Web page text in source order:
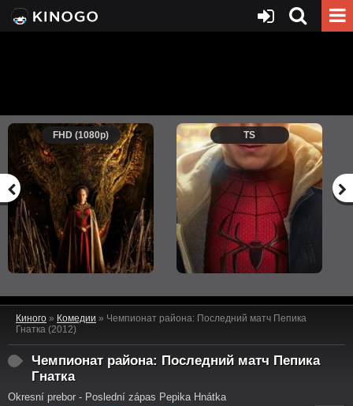
FHD (1080p) TS
Киного » Комедии » Чемпионат района: Последний матч Пепика
Гнатка (2012)
Чемпионат района: Последний матч Пепика
Гнатка
Okresní prebor - Poslední zápas Pepika Hnátka